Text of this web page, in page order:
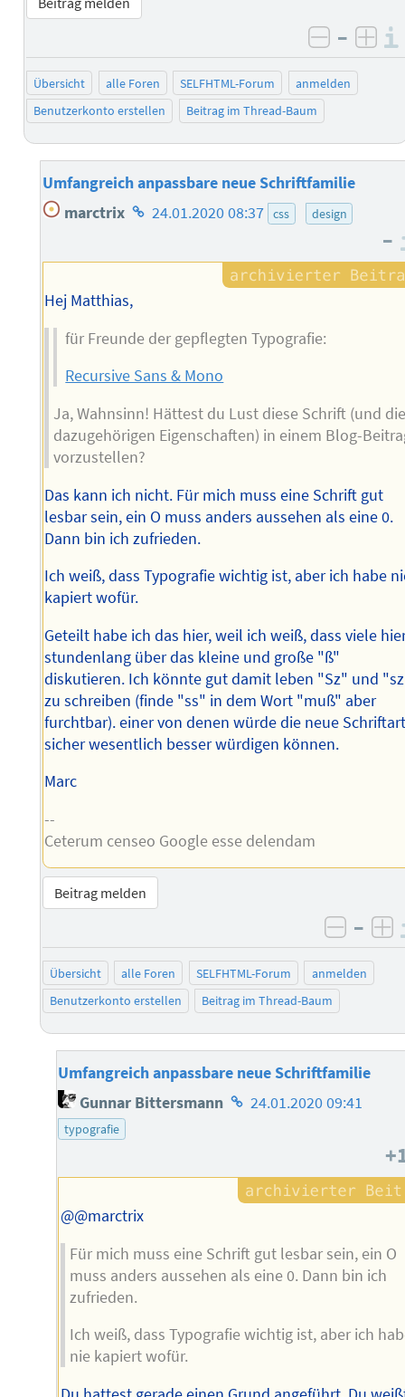
negativ
–
Übersicht alle Foren SELFHTML-Forum
anmelden
Benutzerkonto erstellen
Beitrag im Thread-Baum
Umfangreich anpassbare neue Schriftfamilie
marctrix Homepage
Autors
24.01.2020 08:37 css design
–
Hej Matthias,
für Freunde der gepflegten Typografie:
Recursive Sans & Mono
Ja, Wahnsinn! Hättest du Lust diese Schrift (und
dazugehörigen Eigenschaften) in einem Blog-
vorzustellen?
Das kann ich nicht. Für mich muss eine Schrift gut
lesbar sein, ein O muss anders aussehen als eine 0.
Dann bin ich zufrieden.
Ich weiß, dass Typografie wichtig ist, aber ich habe
kapiert wofür.
Geteilt habe ich das hier, weil ich weiß, dass viele
stundenlang über das kleine und große "ß"
diskutieren. Ich könnte gut damit leben "Sz" und
zu schreiben (finde "ss" in dem Wort "muß" aber
furchtbar). einer von denen würde die neue
sicher wesentlich besser würdigen können.
Marc
--
Ceterum censeo Google esse delendam
Beitrag melden
–
Übersicht alle Foren SELFHTML-Forum
anmelden
Benutzerkonto erstellen
Beitrag im Thread-Baum
Umfangreich anpassbare neue Schriftfamilie
Gunnar Bittersmann Homepage
24.01.2020 09:41
typografie
@@marctrix
Für mich muss eine Schrift gut lesbar sein, ein O
muss anders aussehen als eine 0. Dann bin ich
zufrieden.
Ich weiß, dass Typografie wichtig ist, aber ich
nie kapiert wofür.